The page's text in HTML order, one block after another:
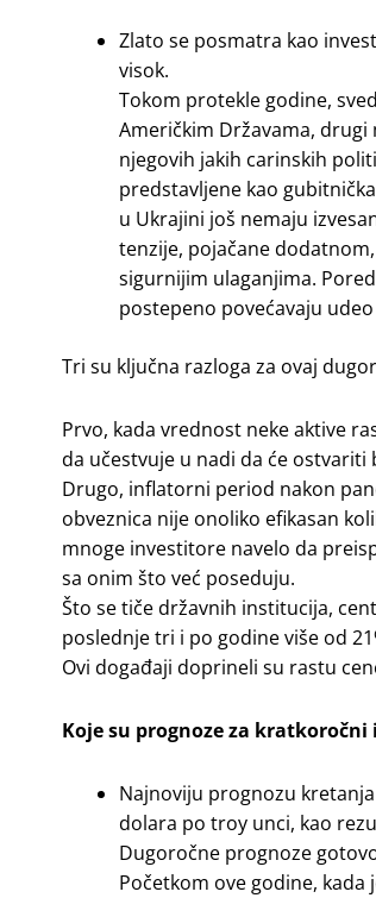
Zlato se posmatra kao
visok.
Tokom protekle godine,
Američkim Državama,
njegovih jakih carinskih
predstavljene kao
u Ukrajini još nemaju
tenzije, pojačane
sigurnijim ulaganjima.
postepeno povećavaju
Tri su ključna razloga za ovaj
Prvo, kada vrednost neke aktive
da učestvuje u nadi da će ostvariti
Drugo, inflatorni period nakon
obveznica nije onoliko efikasan
mnoge investitore navelo da
sa onim što već poseduju.
Što se tiče državnih institucija,
poslednje tri i po godine više od
Ovi događaji doprineli su rastu
Koje su prognoze za
Najnoviju prognozu kretanja
dolara po troy unci, kao
Dugoročne prognoze
Početkom ove godine,